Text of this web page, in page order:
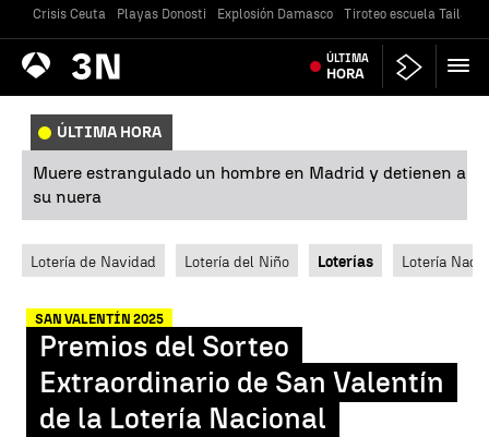
Crisis Ceuta Playas Donosti Explosión Damasco Tiroteo escuela
Antena
3 Noticias ÚLTIMA
HORA
ÚLTIMA HORA
Muere estrangulado un hombre en Madrid y detienen a
su nuera
Lotería de Navidad Lotería del Niño Loterías Lotería
SAN VALENTÍN 2025
Premios del Sorteo
Extraordinario de San Valentín
de la Lotería Nacional